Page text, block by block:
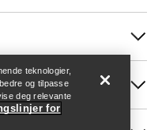
teknologier,
og tilpasse
deg relevante
for